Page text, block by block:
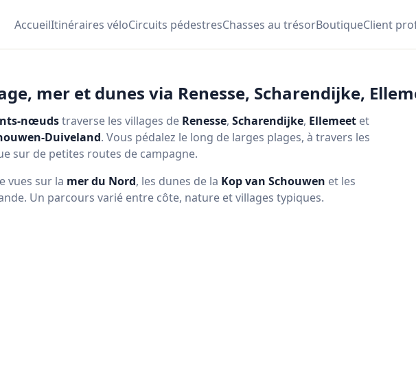
AccueilItinéraires véloCircuits pédestresChasses au trésorBoutiqueClient
mer et dunes via Renesse, Scharendijke,
nœudstraverse les villages de Renesse, Scharendijke, Ellemeet et
Duiveland. Vous pédalez le long de larges plages, à travers les
sur de petites routes de campagne.
vues sur la mer du Nord, les dunes de la Kop van Schouwen et les
Un parcours varié entre côte, nature et villages typiques.